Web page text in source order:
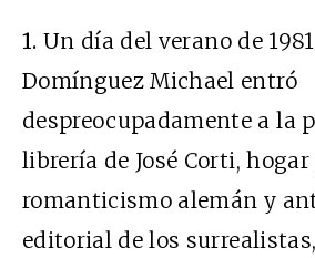
1. Un día del verano de
Domínguez Michael entró
despreocupadamente a la
librería de José Corti,
romanticismo alemán y
editorial de los